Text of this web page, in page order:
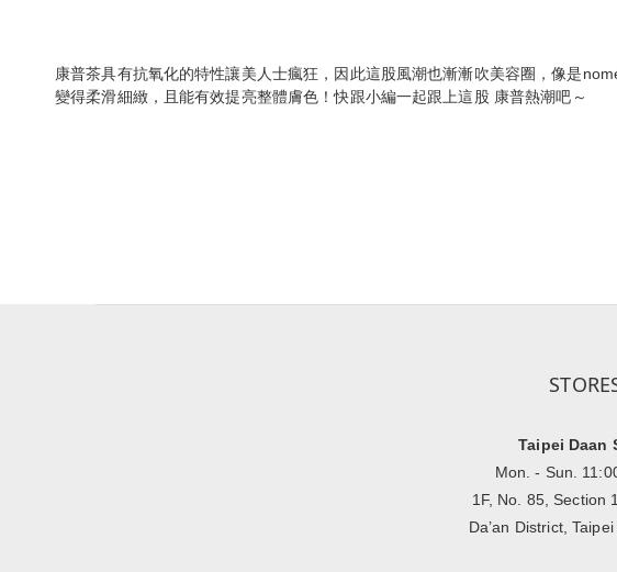
康普茶具有抗氧化的特性讓美人士瘋狂，因此這股風潮也漸漸吹美容圈，像是
變得柔滑細緻，且能有效提亮整體膚色！快跟小編一起跟上這股 康普熱潮吧～
Taipei Daan
Mon. - Sun.
1F, No. 85, Section
Da’an District,